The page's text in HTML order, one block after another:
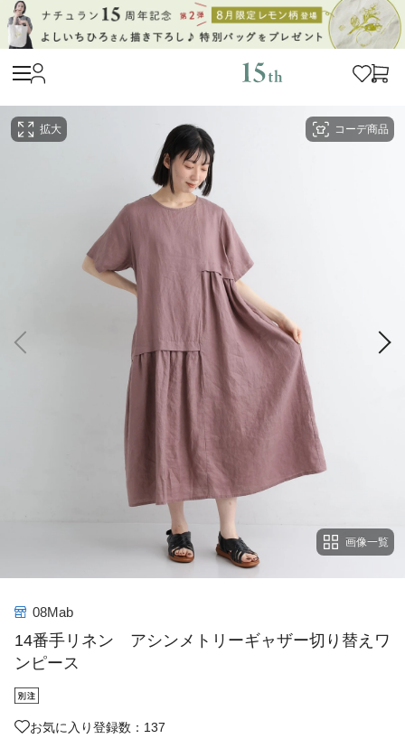
コーデ商品
拡大
画像一覧
08Mab
14番手リネン アシンメトリーギャザー切り替えワ
ンピース
お気に入り登録数：137